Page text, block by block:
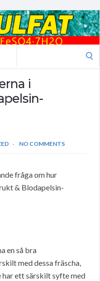
i
NO COMMENTS
fråga om hur
& Blodapelsin-
en så bra
med dessa fräscha,
har ett särskilt syfte med